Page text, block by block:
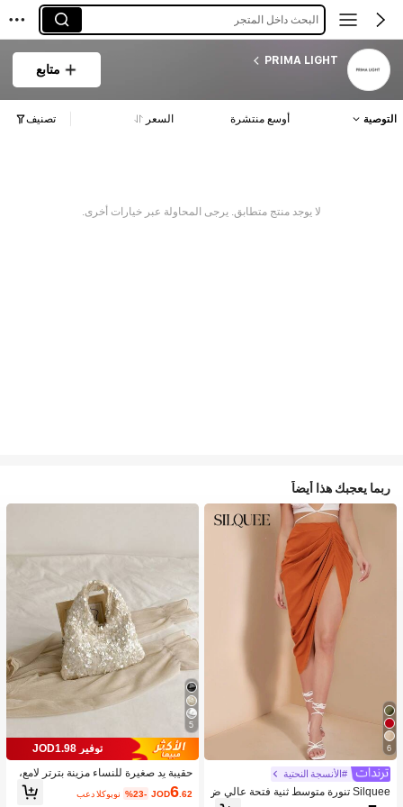
البحث داخل المتجر
PRIMA LIGHT
متابع
التوصية أوسع منتشرة السعر تصنيف
لا يوجد منتج متطابق. يرجى المحاولة عبر خيارات أخرى.
ربما يعجبك هذا أيضاً
6
#الأنسجة النحتية
Silquee تنورة متوسط ثنية فتحة عالي ض
5
توفير JOD1.98
حقيبة يد صغيرة للنساء مزينة بترتر لامع،
قابضة أنيقة للسهرات مناسبة للمواعيد وا
لحفلات والمناسبات
JOD6.62
%23- بعد الكوبون